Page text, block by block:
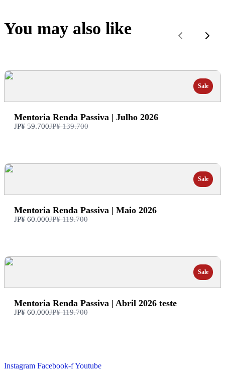
You may also like
Anterior
Sale
Mentoria Renda Passiva | Julho 2026
JP¥ 59.700Compare
JP¥ 139.700
Sale
Mentoria Renda Passiva | Maio 2026
JP¥ 60.000Compare
JP¥ 119.700
Sale
Mentoria Renda Passiva | Abril 2026 teste
JP¥ 60.000Compare
JP¥ 119.700
Instagram Facebook-fYoutube